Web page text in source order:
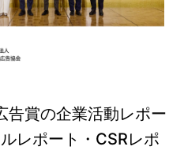
告賞の企業活動レポー
レポート・CSRレポ